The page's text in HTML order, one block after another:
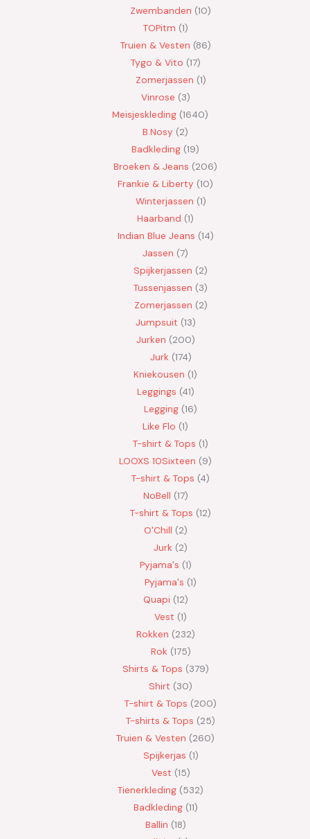
Zwembanden 10
TOPitm 1
Truien & Vesten 86
Tygo & Vito 17
Zomerjassen 1
Vinrose 3
Meisjeskleding 1640
B.Nosy
2
Badkleding 19
Broeken & Jeans
206
Frankie & Liberty 10
Winterjassen 1
Haarband 1
Indian Blue Jeans 14
Jassen 7
Spijkerjassen
2
Tussenjassen
3
Zomerjassen 2
Jumpsuit 13
Jurken 200
Jurk 174
Kniekousen 1
Leggings 41
Legging 16
Like Flo 1
T-shirt & Tops 1
LOOXS 10Sixteen
9
T-shirt & Tops 4
NoBell 17
T-shirt & Tops 12
O'Chill 2
Jurk 2
Pyjama's 1
Pyjama's 1
Quapi 12
Vest 1
Rokken 232
Rok 175
Shirts & Tops 379
Shirt
30
T-shirt & Tops
200
T-shirts & Tops
25
Truien & Vesten
260
Spijkerjas 1
Vest 15
Tienerkleding 532
Badkleding 11
Ballin 18